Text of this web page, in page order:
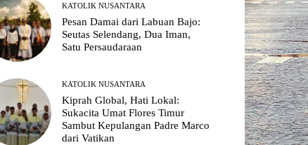
KATOLIK NUSANTARA
Pesan Damai dari Labuan Bajo:
Seutas Selendang, Dua Iman,
Satu Persaudaraan
KATOLIK NUSANTARA
Kiprah Global, Hati Lokal:
Sukacita Umat Flores Timur
Sambut Kepulangan Padre Marco
dari Vatikan